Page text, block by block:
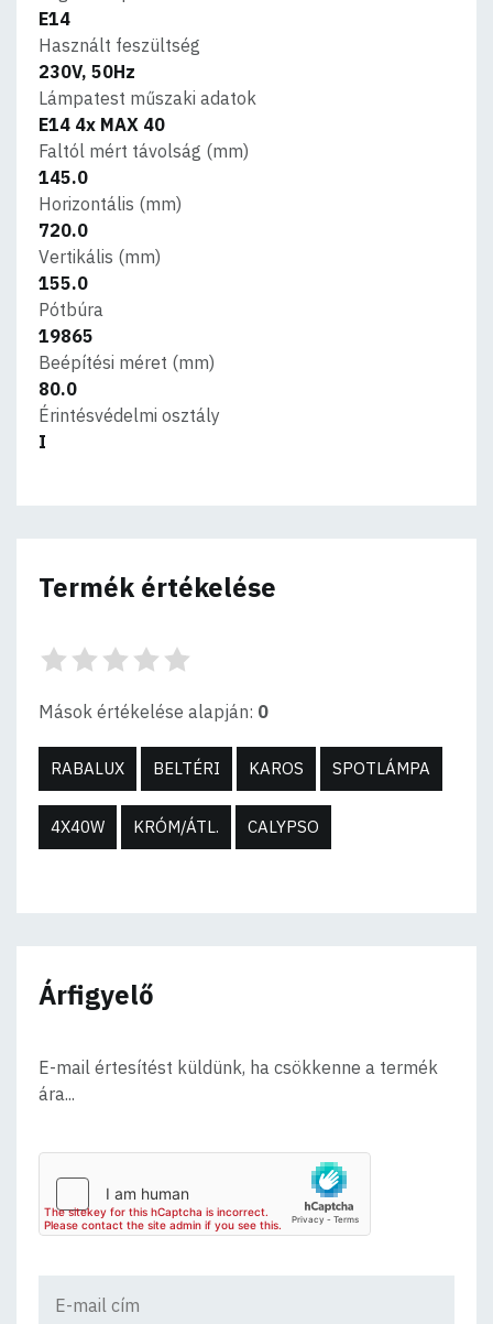
E14
Használt feszültség
230V, 50Hz
Lámpatest műszaki adatok
E14 4x MAX 40
Faltól mért távolság (mm)
145.0
Horizontális (mm)
720.0
Vertikális (mm)
155.0
Pótbúra
19865
Beépítési méret (mm)
80.0
Érintésvédelmi osztály
I
Termék értékelése
Mások értékelése alapján: 0
RABALUX BELTÉRI KAROS SPOTLÁMPA
4X40W KRÓM/ÁTL. CALYPSO
Árfigyelő
E-mail értesítést küldünk, ha csökkenne a termék
ára...